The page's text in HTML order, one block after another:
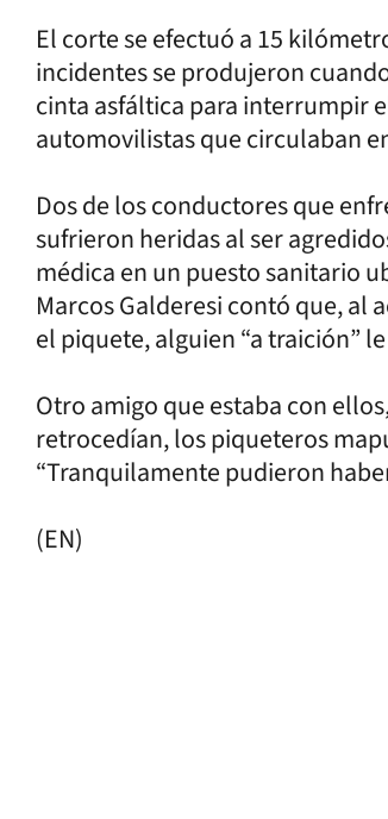
El corte se efectuó a 15
incidentes se produjeron
cinta asfáltica para interrumpir
automovilistas que circulaban
Dos de los conductores que
sufrieron heridas al ser
médica en un puesto sanitario
Marcos Galderesi contó que, al
el piquete, alguien “a traición”
Otro amigo que estaba con
retrocedían, los piqueteros
“Tranquilamente pudieron
(EN)